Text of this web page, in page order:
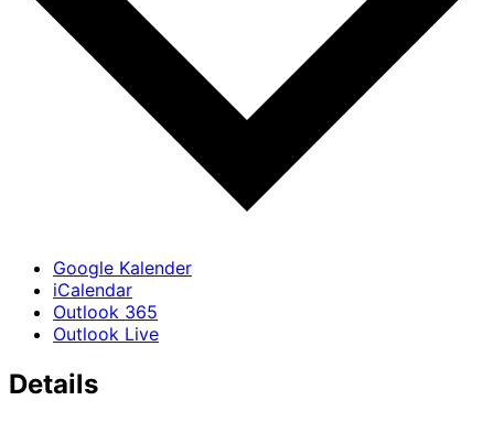
Google Kalender
iCalendar
Outlook 365
Outlook Live
Details